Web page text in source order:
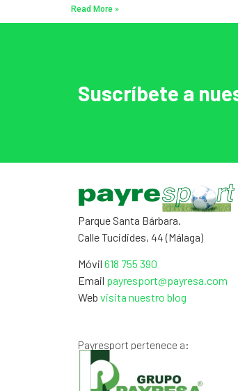
Read More »
Suscríbete a
Parque Santa Bárbara.
Calle Tucidides, 44 (Málaga)
Móvil 618 755 390
Email payresport@payresa.com
Web visita nuestro blog
Payresport pertenece a: